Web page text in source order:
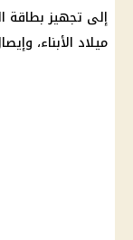
إلى تجهيز بطاقة
ميلاد الأبناء،